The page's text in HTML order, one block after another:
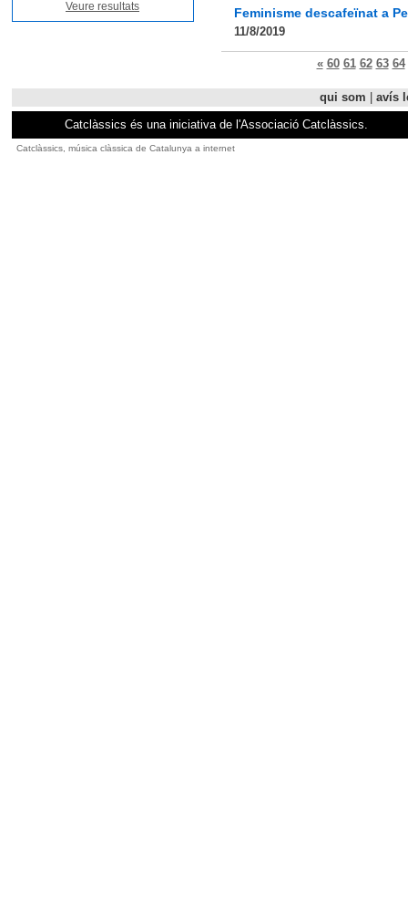
Veure resultats Feminisme descafeïnat a
11/8/2019
« 60 61 62 63 64
qui som
avís
Catclàssics és una iniciativa de l'Associació Catclàssics.
Catclàssics, música clàssica de Catalunya a internet